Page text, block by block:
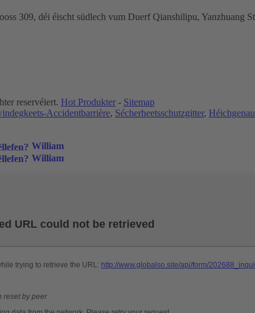
309, déi éischt südlech vum Duerf Qianshilipu, Yanzhuang
reservéiert. Hot Produkter - Sitemap
Accidentbarrière, Sécherheetsschutzgitter,
William
William